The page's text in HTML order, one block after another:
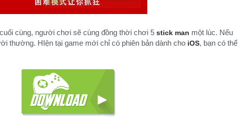
cùng, người chơi sẽ cùng đồng thời chơi 5 stick man một lúc. Nếu
thường. HIện tại game mới chỉ có phiên bản dành cho iOS, bạn có thể